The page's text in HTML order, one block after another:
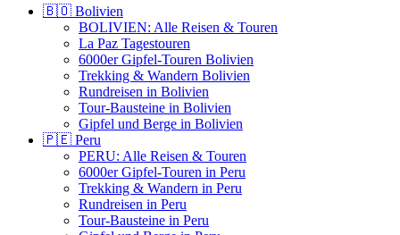
🇧🇴 Bolivien
BOLIVIEN: Alle Reisen & Touren
La Paz Tagestouren
6000er Gipfel-Touren Bolivien
Trekking & Wandern Bolivien
Rundreisen in Bolivien
Tour-Bausteine in Bolivien
Gipfel und Berge in Bolivien
🇵🇪 Peru
PERU: Alle Reisen & Touren
6000er Gipfel-Touren in Peru
Trekking & Wandern in Peru
Rundreisen in Peru
Tour-Bausteine in Peru